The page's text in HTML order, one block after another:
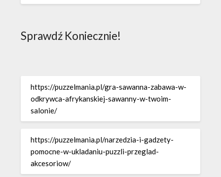
Sprawdź Koniecznie!
https://puzzelmania.pl/gra-sawanna-zabawa-w-
odkrywca-afrykanskiej-sawanny-w-twoim-
salonie/
https://puzzelmania.pl/narzedzia-i-gadzety-
pomocne-w-ukladaniu-puzzli-przeglad-
akcesoriow/